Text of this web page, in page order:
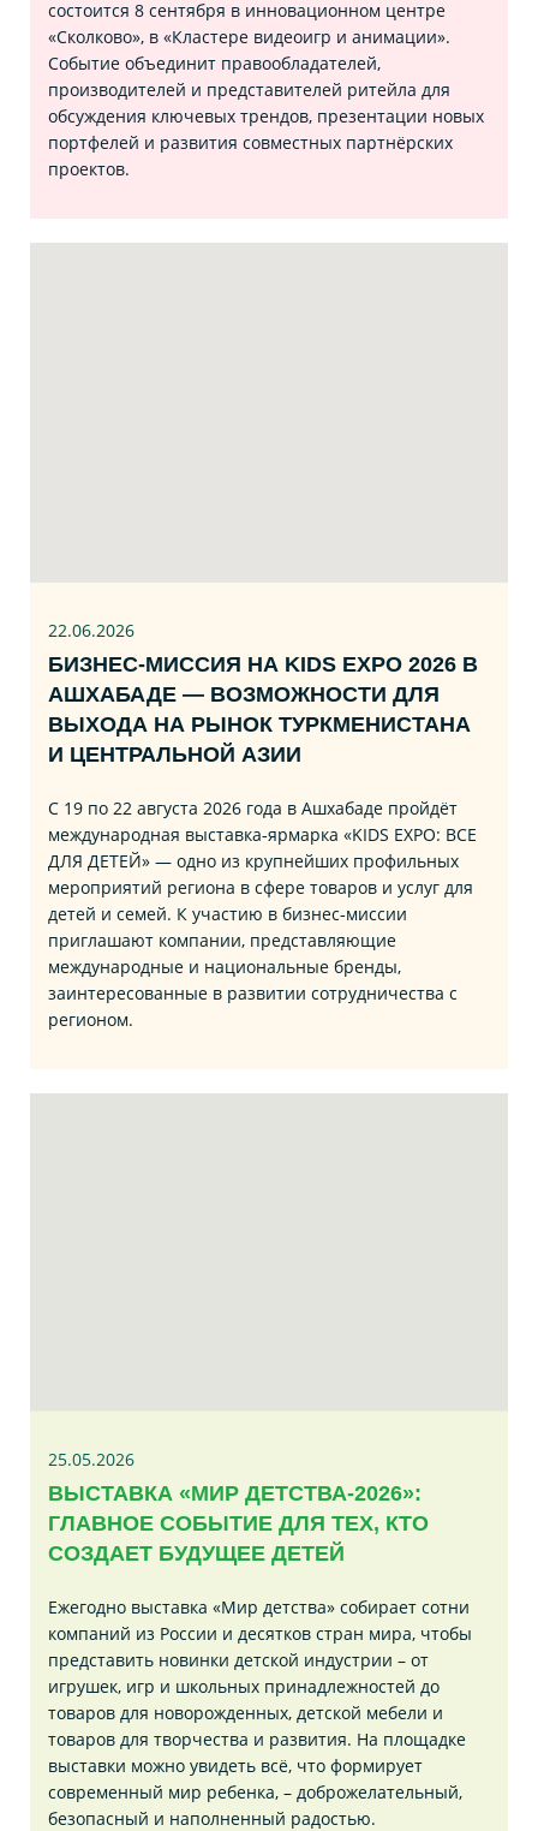
состоится 8 сентября в инновационном центре
«Сколково», в «Кластере видеоигр и анимации».
Событие объединит правообладателей,
производителей и представителей ритейла для
обсуждения ключевых трендов, презентации новых
портфелей и развития совместных партнёрских
проектов.
22.06.2026
БИЗНЕС‑МИССИЯ НА KIDS EXPO 2026 В
АШХАБАДЕ — ВОЗМОЖНОСТИ ДЛЯ
ВЫХОДА НА РЫНОК ТУРКМЕНИСТАНА
И ЦЕНТРАЛЬНОЙ АЗИИ
С 19 по 22 августа 2026 года в Ашхабаде пройдёт
международная выставка‑ярмарка «KIDS EXPO: ВСЕ
ДЛЯ ДЕТЕЙ» — одно из крупнейших профильных
мероприятий региона в сфере товаров и услуг для
детей и семей. К участию в бизнес‑миссии
приглашают компании, представляющие
международные и национальные бренды,
заинтересованные в развитии сотрудничества с
регионом.
25.05.2026
ВЫСТАВКА «МИР ДЕТСТВА-2026»:
ГЛАВНОЕ СОБЫТИЕ ДЛЯ ТЕХ, КТО
СОЗДАЕТ БУДУЩЕЕ ДЕТЕЙ
Ежегодно выставка «Мир детства» собирает сотни
компаний из России и десятков стран мира, чтобы
представить новинки детской индустрии – от
игрушек, игр и школьных принадлежностей до
товаров для новорожденных, детской мебели и
товаров для творчества и развития. На площадке
выставки можно увидеть всё, что формирует
современный мир ребенка, – доброжелательный,
безопасный и наполненный радостью.